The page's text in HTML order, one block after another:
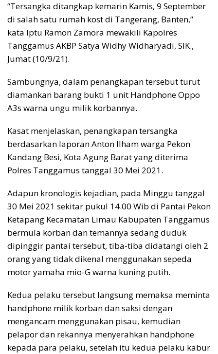
“Tersangka ditangkap kemarin Kamis, 9 September
di salah satu rumah kost di Tangerang, Banten,”
kata Iptu Ramon Zamora mewakili Kapolres
Tanggamus AKBP Satya Widhy Widharyadi, SIK.,
Jumat (10/9/21).
Sambungnya, dalam penangkapan tersebut turut
diamankan barang bukti 1 unit Handphone Oppo
A3s warna ungu milik korbannya.
Kasat menjelaskan, penangkapan tersangka
berdasarkan laporan Anton Ilham warga Pekon
Kandang Besi, Kota Agung Barat yang diterima
Polres Tanggamus tanggal 30 Mei 2021.
Adapun kronologis kejadian, pada Minggu tanggal
30 Mei 2021 sekitar pukul 14.00 Wib di Pantai Pekon
Ketapang Kecamatan Limau Kabupaten Tanggamus
bermula korban dan temannya sedang duduk
dipinggir pantai tersebut, tiba-tiba didatangi oleh 2
orang yang tidak dikenal menggunakan sepeda
motor yamaha mio-G warna kuning putih.
Kedua pelaku tersebut langsung memaksa meminta
handphone milik korban dan saksi dengan
mengancam menggunakan pisau, kemudian
pelapor dan rekannya menyerahkan handphone
kepada para pelaku, setelah itu kedua pelaku kabur